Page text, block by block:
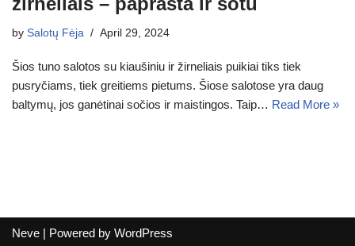
by Salotų Fėja April 29, 2024
Šios tuno salotos su kiaušiniu ir žirneliais puikiai tiks tiek
pusryčiams, tiek greitiems pietums. Šiose salotose yra daug
baltymų, jos ganėtinai sočios ir maistingos. Taip… Read More »
Neve | Powered by WordPress